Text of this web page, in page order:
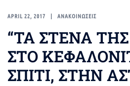
APRIL 22, 2017 ΑΝΑΚΟΙΝΩΣΕΙΣ
“ΤΑ ΣΤΕΝΑ
ΣΤΟ
ΣΠΙΤΙ, ΣΤΗΝ